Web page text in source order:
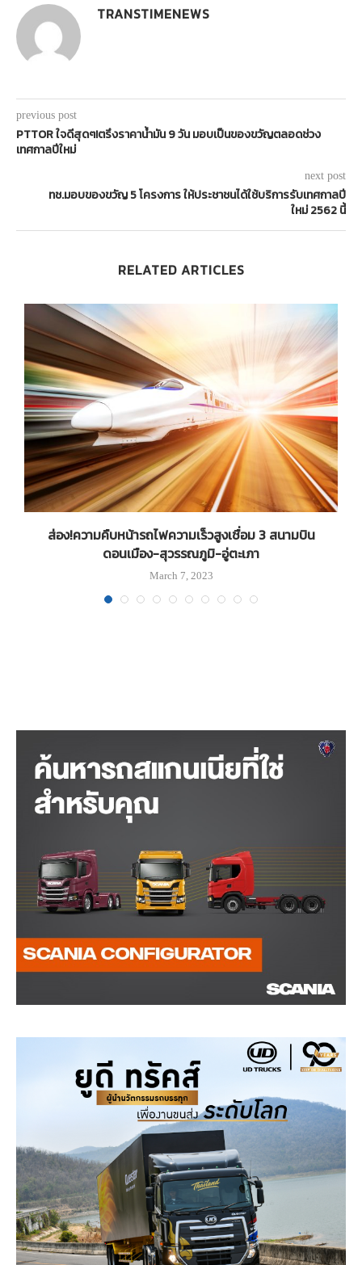
TRANSTIMENEWS
previous post
PTTOR ใจดีสุดๆ!ตรึงราคาน้ำมัน 9 วัน มอบเป็นของขวัญตลอดช่วง
เทศกาลปีใหม่
next post
ทช.มอบของขวัญ 5 โครงการ ให้ประชาชนได้ใช้บริการรับเทศกาลปี
ใหม่ 2562 นี้
RELATED ARTICLES
ส่อง!ความคืบหน้ารถไฟความเร็วสูงเชื่อม 3 สนามบิน
ดอนเมือง-สุวรรณภูมิ-อู่ตะเภา
March 7, 2023